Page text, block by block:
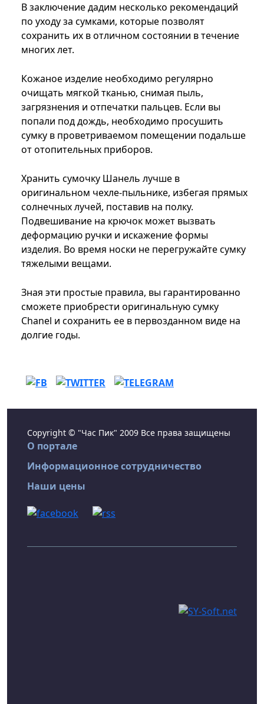
В заключение дадим несколько рекомендаций
по уходу за сумками, которые позволят
сохранить их в отличном состоянии в течение
многих лет.
Кожаное изделие необходимо регулярно
очищать мягкой тканью, снимая пыль,
загрязнения и отпечатки пальцев. Если вы
попали под дождь, необходимо просушить
сумку в проветриваемом помещении подальше
от отопительных приборов.
Хранить сумочку Шанель лучше в
оригинальном чехле-пыльнике, избегая прямых
солнечных лучей, поставив на полку.
Подвешивание на крючок может вызвать
деформацию ручки и искажение формы
изделия. Во время носки не перегружайте сумку
тяжелыми вещами.
Зная эти простые правила, вы гарантированно
сможете приобрести оригинальную сумку
Chanel и сохранить ее в первозданном виде на
долгие годы.
Copyright © "Час Пик" 2009 Все права защищены
О портале
Информационное сотрудничество
Наши цены